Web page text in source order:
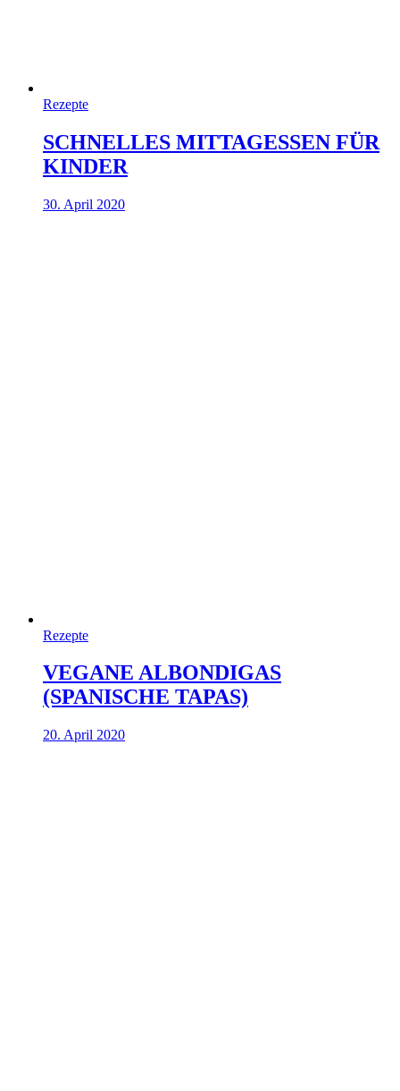
Rezepte
SCHNELLES MITTAGESSEN FÜR
KINDER
30. April 2020
Rezepte
VEGANE ALBONDIGAS
(SPANISCHE TAPAS)
20. April 2020